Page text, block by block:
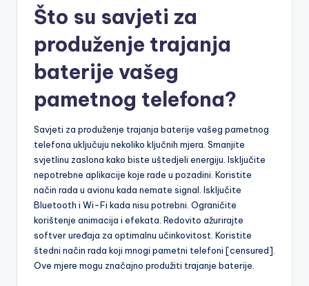
Što su savjeti za
produženje trajanja
baterije vašeg
pametnog telefona?
Savjeti za produženje trajanja baterije vašeg pametnog
telefona uključuju nekoliko ključnih mjera. Smanjite
svjetlinu zaslona kako biste uštedjeli energiju. Isključite
nepotrebne aplikacije koje rade u pozadini. Koristite
način rada u avionu kada nemate signal. Isključite
Bluetooth i Wi-Fi kada nisu potrebni. Ograničite
korištenje animacija i efekata. Redovito ažurirajte
softver uređaja za optimalnu učinkovitost. Koristite
štedni način rada koji mnogi pametni telefoni [censured].
Ove mjere mogu značajno produžiti trajanje baterije.